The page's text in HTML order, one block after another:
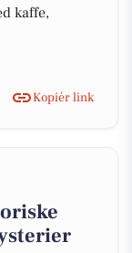
kaffe,
Kopiér link